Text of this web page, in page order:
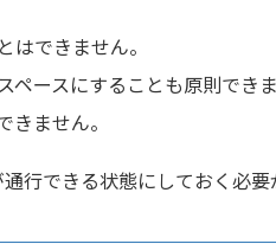
はできません。
ペースにすることも原則できま
ません。
行できる状態にしておく必要